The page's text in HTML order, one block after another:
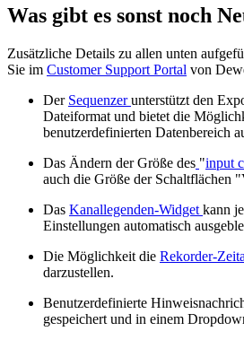
Was gibt es sonst noch
Zusätzliche Details zu allen unten
Sie im Customer Support Portal von
Der Sequenzerunterstützt den
Dateiformat und bietet die
benutzerdefinierten Datenbereich
Das Ändern der Größe des "input
auch die Größe der Schaltflächen
Das Kanallegenden-Widget kann
Einstellungen automatisch
Die Möglichkeit die Rekorder-
darzustellen.
Benutzerdefinierte
gespeichert und in einem